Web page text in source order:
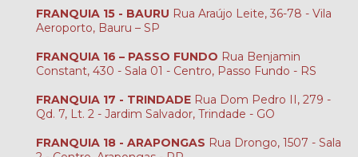
FRANQUIA 15 - BAURU Rua Araújo Leite, 36-78 - Vila
Aeroporto, Bauru – SP
FRANQUIA 16 – PASSO FUNDO Rua Benjamin
Constant, 430 - Sala 01 - Centro, Passo Fundo - RS
FRANQUIA 17 - TRINDADE Rua Dom Pedro II, 279 -
Qd. 7, Lt. 2 - Jardim Salvador, Trindade - GO
FRANQUIA 18 - ARAPONGAS Rua Drongo, 1507 - Sala